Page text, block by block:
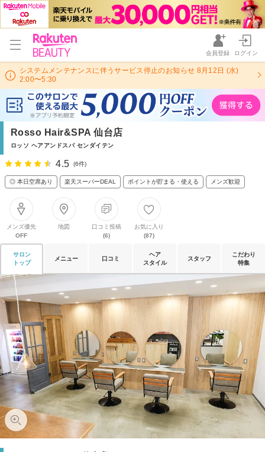
会員登録 ログイン
システムメンテナンスに伴うサービス停止のお知らせ 8月12日 (水)
2:00〜5:30
Rosso Hair&SPA 仙台店
ロッソ ヘアアンドスパ センダイテン
4.5 (6件)
◎ 本日空席あり 楽天スーパーDEAL ポイントが貯まる・使える メンズ歓迎
メンズ優先
OFF
地図
口コミ投稿
(6)
お気に入り
(87)
サロン
トップ
メニュー 口コミ
ヘア
スタイル
スタッフ
こだわり
特集